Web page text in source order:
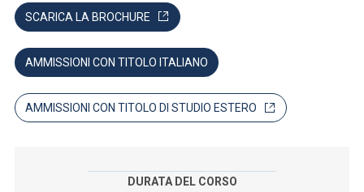
Facoltà e campus
SEI UNO STUDENTE ISCRITTO?
SEI UN DOCENTE O UN MEMBRO DELLO STAFF
SCARICA LA BROCHURE
AMMISSIONI CON TITOLO ITALIANO
AMMISSIONI CON TITOLO DI STUDIO ESTERO
DURATA DEL CORSO